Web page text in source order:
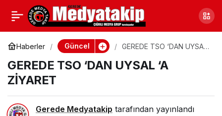
Haberler Güncel
GEREDE TSO ‘DAN UYSAL
GEREDE TSO ‘DAN UYSAL ‘A
ZİYARET
Gerede Medyatakip tarafından yayınlandı
GENEL SEKRETERLİK
BİRİMİ OLUŞTURULDU
Paylaş